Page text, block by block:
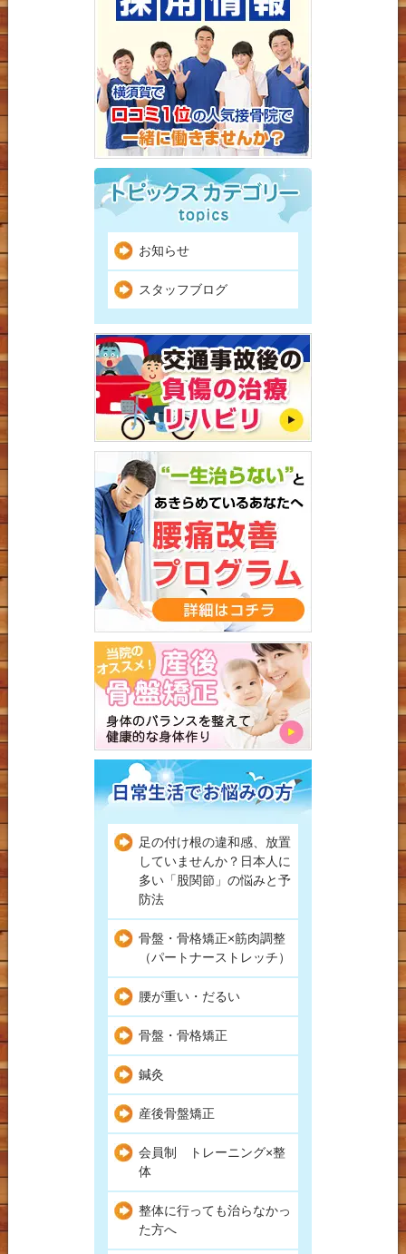
お知らせ
スタッフブログ
足の付け根の違和感、放置
していませんか？日本人に
多い「股関節」の悩みと予
防法
骨盤・骨格矯正×筋肉調整
（パートナーストレッチ）
腰が重い・だるい
骨盤・骨格矯正
鍼灸
産後骨盤矯正
会員制 トレーニング×整
体
整体に行っても治らなかっ
た方へ